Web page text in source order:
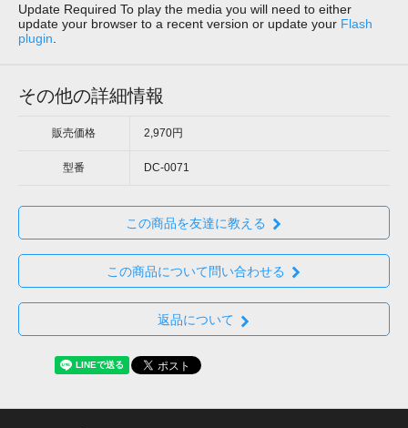
Update Required To play the media you will need to either
update your browser to a recent version or update your Flash
plugin
その他の詳細情報
販売価格 2,970円
型番 DC-0071
この商品を友達に教える
この商品について問い合わせる
返品について